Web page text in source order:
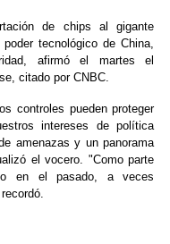
de chips al gigante
tecnológico de China,
afirmó el martes el
citado por CNBC.
controles pueden proteger
intereses de política
amenazas y un panorama
el vocero. "Como parte
en el pasado, a veces